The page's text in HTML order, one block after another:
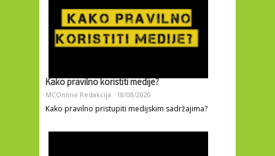
Kako pravilno koristiti medije?
MCOnline Redakcija 18/08/2020
Kako pravilno pristupiti medijskim sadržajima?